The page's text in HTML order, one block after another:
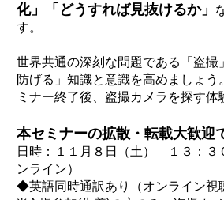
化」「どうすれば見抜けるか」
す。
世界共通の深刻な問題である「盗撮
防げる」知識と意識を高めましょう
ミナー終了後、盗撮カメラを探す体
本セミナーの拡散・転載大歓迎
日時：１１月８日（土） １３：３
ンライン）
◆英語同時通訳あり（オンライン視